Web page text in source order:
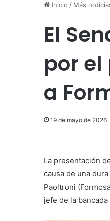
Inicio / Más
El
por
a
19 de mayo de 2026
La presentación
causa de una
Paoltroni
jefe de la